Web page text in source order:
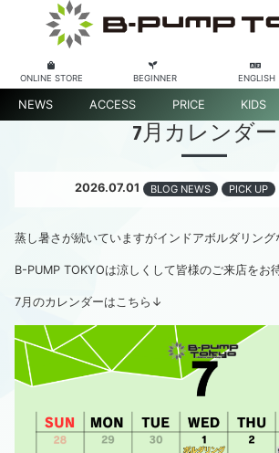
ONLINE STORE BEGINNER ENGLISH
NEWS ACCESS PRICE KIDS
7月カレンダー
2026.07.01 BLOG NEWS PICK UP
蒸し暑さが続いていますがインドアボルダリング
B-PUMP TOKYOは涼しくして皆様のご来店をお
7月のカレンダーはこちら↓